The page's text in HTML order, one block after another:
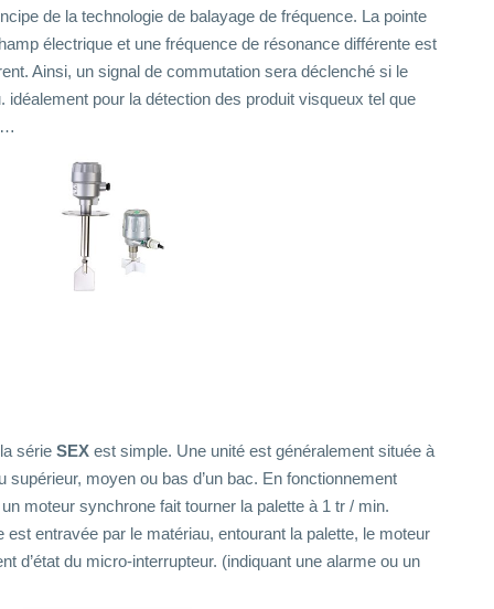
de la technologie de balayage de fréquence. La pointe
électrique et une fréquence de résonance différente est
Ainsi, un signal de commutation sera déclenché si le
pour la détection des produit visqueux tel que
série SEXest simple. Une unité est généralement située à
moyen ou bas d’un bac. En fonctionnement
moteur synchrone fait tourner la palette à 1 tr / min.
est entravée par le matériau, entourant la palette, le moteur
d’état du micro-interrupteur. (indiquant une alarme ou un